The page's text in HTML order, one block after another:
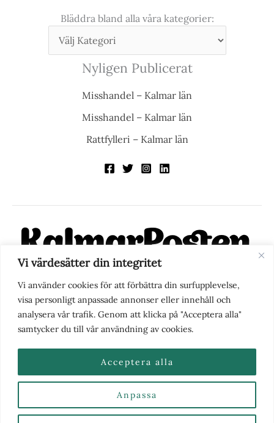
Vi värdesätter din integritet
Vi använder cookies för att förbättra din surfupplevelse,
visa personligt anpassade annonser eller innehåll och
analysera vår trafik. Genom att klicka på "Acceptera alla"
samtycker du till vår användning av cookies.
Anpassa
Acceptera alla
Bläddra bland alla våra kategorier:
Nyligen Publicerat
Misshandel – Kalmar län
Misshandel – Kalmar län
Rattfylleri – Kalmar län
KalmarPosten är en modern lokalnyhetstidning på nätet. Med
fokus på Kalmarregionen, men också med blick för det större
perspektivet, vill vi vara din självklara kanal för nyheter,
berättelser och engagemang. KalmarPosten grundades 1988 och
fick nya ägare 2025.
Nyhetstips eller frågor?Kontakta oss
2026 | Kalmarposten.se |Se alla Kategorier & Ämnen